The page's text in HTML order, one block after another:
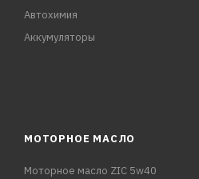
Автохимия
Аккумуляторы
МОТОРНОЕ МАСЛО
Моторное масло ZIC 5w40